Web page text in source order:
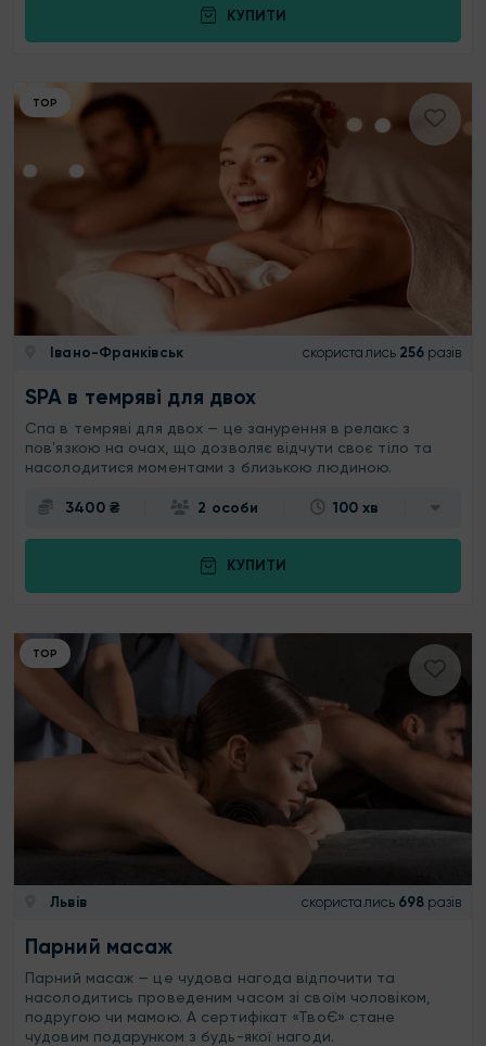
КУПИТИ
ТОР
Івано-Франківськ скористались 256 разів
SPA в темряві для двох
Спа в темряві для двох — це занурення в релакс з
повʼязкою на очах, що дозволяє відчути своє тіло та
насолодитися моментами з близькою людиною.
3400 ₴ 2 особи 100 хв
КУПИТИ
ТОР
Львів скористались 698 разів
Парний масаж
Парний масаж — це чудова нагода відпочити та
насолодитись проведеним часом зі своїм чоловіком,
подругою чи мамою. А сертифікат «ТвоЄ» стане
чудовим подарунком з будь-якої нагоди.